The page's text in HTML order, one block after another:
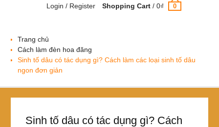
Login / Register
Shopping Cart /0₫ 0
Trang chủ
Cách làm đèn hoa đăng
Sinh tố dâu có tác dụng gì? Cách làm các loại sinh tố dâu
ngon đơn giản
Sinh tố dâu có tác dụng gì? Cách